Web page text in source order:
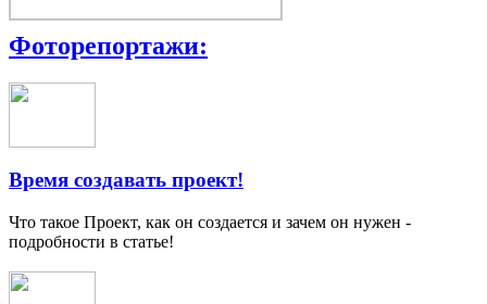
Фоторепортажи:
Время создавать проект!
Что такое Проект, как он создается и зачем он нужен -
подробности в статье!